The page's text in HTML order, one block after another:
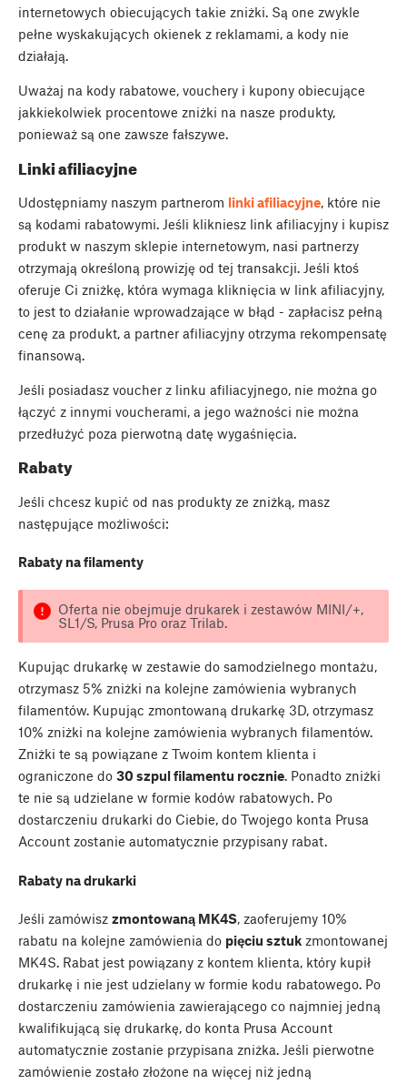
internetowych obiecujących takie zniżki. Są one zwykle
pełne wyskakujących okienek z reklamami, a kody nie
działają.
Uważaj na kody rabatowe, vouchery i kupony obiecujące
jakkiekolwiek procentowe zniżki na nasze produkty,
ponieważ są one zawsze fałszywe.
Linki afiliacyjne
Udostępniamy naszym partnerom linki afiliacyjne, które nie
są kodami rabatowymi. Jeśli klikniesz link afiliacyjny i kupisz
produkt w naszym sklepie internetowym, nasi partnerzy
otrzymają określoną prowizję od tej transakcji. Jeśli ktoś
oferuje Ci zniżkę, która wymaga kliknięcia w link afiliacyjny,
to jest to działanie wprowadzające w błąd - zapłacisz pełną
cenę za produkt, a partner afiliacyjny otrzyma rekompensatę
finansową.
Jeśli posiadasz voucher z linku afiliacyjnego, nie można go
łączyć z innymi voucherami, a jego ważności nie można
przedłużyć poza pierwotną datę wygaśnięcia.
Rabaty
Jeśli chcesz kupić od nas produkty ze zniżką, masz
następujące możliwości:
Rabaty na filamenty
Oferta nie obejmuje drukarek i zestawów MINI/+,
SL1/S, Prusa Pro oraz Trilab.
Kupując drukarkę w zestawie do samodzielnego montażu,
otrzymasz 5% zniżki na kolejne zamówienia wybranych
filamentów. Kupując zmontowaną drukarkę 3D, otrzymasz
10% zniżki na kolejne zamówienia wybranych filamentów.
Zniżki te są powiązane z Twoim kontem klienta i
ograniczone do 30 szpul filamentu rocznie. Ponadto zniżki
te nie są udzielane w formie kodów rabatowych. Po
dostarczeniu drukarki do Ciebie, do Twojego konta Prusa
Account zostanie automatycznie przypisany rabat.
Rabaty na drukarki
Jeśli zamówisz zmontowaną MK4S, zaoferujemy 10%
rabatu na kolejne zamówienia do pięciu sztuk zmontowanej
MK4S. Rabat jest powiązany z kontem klienta, który kupił
drukarkę i nie jest udzielany w formie kodu rabatowego. Po
dostarczeniu zamówienia zawierającego co najmniej jedną
kwalifikującą się drukarkę, do konta Prusa Account
automatycznie zostanie przypisana zniżka. Jeśli pierwotne
zamówienie zostało złożone na więcej niż jedną